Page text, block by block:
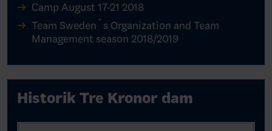
Camp August 17-21 2018
Team Sweden´s Organization and Team
Management season 2018/2019
Historik Tre Kronor dam